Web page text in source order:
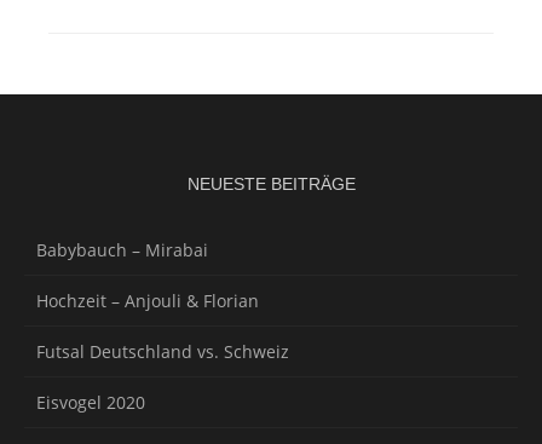
NEUESTE BEITRÄGE
Babybauch – Mirabai
Hochzeit – Anjouli & Florian
Futsal Deutschland vs. Schweiz
Eisvogel 2020